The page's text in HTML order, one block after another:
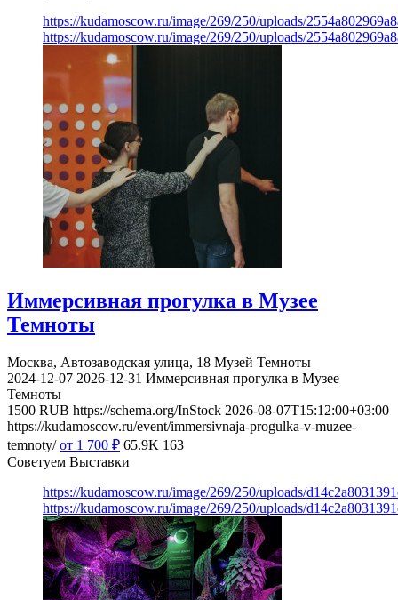
https://kudamoscow.ru/image/269/250/uploads/
https://kudamoscow.ru/image/269/250/uploads/
Иммерсивная прогулка в Музее
Темноты
Москва, Автозаводская улица, 18 Музей Темноты
2024-12-07 2026-12-31 Иммерсивная прогулка в Музее
Темноты
1500 RUB https://schema.org/InStock 2026-08-07T15:12:00+03:00
https://kudamoscow.ru/event/immersivnaja-progulka-v-muzee-
temnoty/ от 1 700 ₽ 65.9K 163
Советуем Выставки
https://kudamoscow.ru/image/269/250/uploads/
https://kudamoscow.ru/image/269/250/uploads/